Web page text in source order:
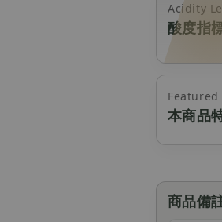
Acidity
酸度指
Featured
本商品
商品備